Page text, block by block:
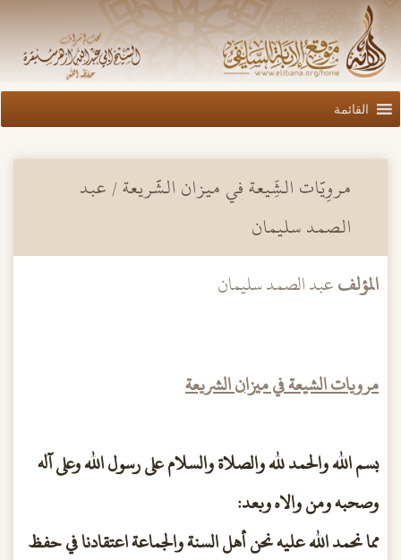
القائمة
مروِيَّات الشِّيعة في ميزان الشَّريعة / عبد
الصمد سليمان
المؤلفعبد الصمد سليمان
مرويات الشيعة في ميزان الشريعة
بسم الله والحمد لله والصلاة والسلام على رسول الله وعلى آله
وصحبه ومن والاه وبعد:
مما نحمد الله عليه نحن أهل السنة والجماعة اعتقادنا في حفظ